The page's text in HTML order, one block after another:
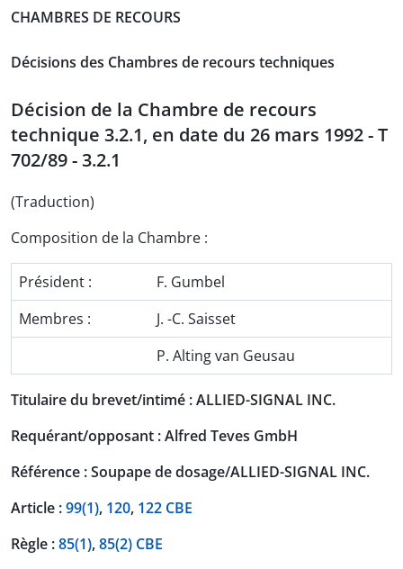
CHAMBRES DE RECOURS
Décisions des Chambres de recours techniques
Décision de la Chambre de recours
technique 3.2.1, en date du 26 mars 1992 - T
702/89 - 3.2.1
(Traduction)
Composition de la Chambre :
Président :
F. Gumbel
Membres :
J. -C. Saisset
P. Alting van Geusau
Titulaire du brevet/intimé : ALLIED-SIGNAL INC.
Requérant/opposant : Alfred Teves GmbH
Référence : Soupape de dosage/ALLIED-SIGNAL INC.
Article :99(1), 120, 122 CBE
Règle :85(1),85(2) CBE